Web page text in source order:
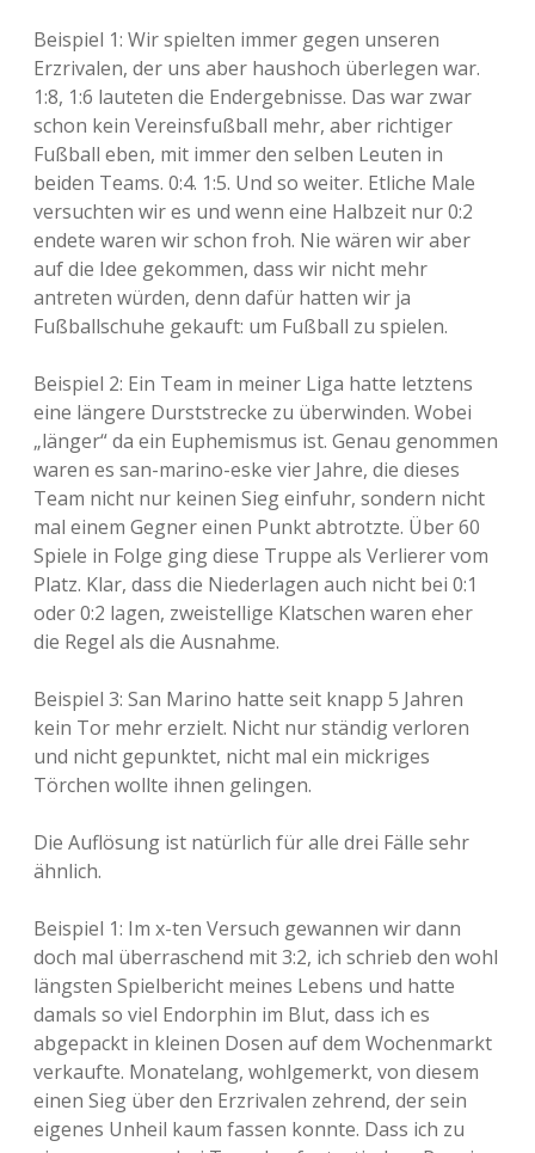
d
e
r
E
M
-
Q
u
a
l
i
g
r
u
p
e
n
Beispiel 1: Wir spielten immer gegen unseren
Erzrivalen, der uns aber haushoch überlegen war.
1:8, 1:6 lauteten die Endergebnisse. Das war zwar
schon kein Vereinsfußball mehr, aber richtiger
Fußball eben, mit immer den selben Leuten in
beiden Teams. 0:4. 1:5. Und so weiter. Etliche Male
versuchten wir es und wenn eine Halbzeit nur 0:2
endete waren wir schon froh. Nie wären wir aber
auf die Idee gekommen, dass wir nicht mehr
antreten würden, denn dafür hatten wir ja
Fußballschuhe gekauft: um Fußball zu spielen.
Beispiel 2: Ein Team in meiner Liga hatte letztens
eine längere Durststrecke zu überwinden. Wobei
„länger“ da ein Euphemismus ist. Genau genommen
waren es san-marino-eske vier Jahre, die dieses
Team nicht nur keinen Sieg einfuhr, sondern nicht
mal einem Gegner einen Punkt abtrotzte. Über 60
Spiele in Folge ging diese Truppe als Verlierer vom
Platz. Klar, dass die Niederlagen auch nicht bei 0:1
oder 0:2 lagen, zweistellige Klatschen waren eher
die Regel als die Ausnahme.
Beispiel 3: San Marino hatte seit knapp 5 Jahren
kein Tor mehr erzielt. Nicht nur ständig verloren
und nicht gepunktet, nicht mal ein mickriges
Törchen wollte ihnen gelingen.
Die Auflösung ist natürlich für alle drei Fälle sehr
ähnlich.
Beispiel 1: Im x-ten Versuch gewannen wir dann
doch mal überraschend mit 3:2, ich schrieb den wohl
längsten Spielbericht meines Lebens und hatte
damals so viel Endorphin im Blut, dass ich es
abgepackt in kleinen Dosen auf dem Wochenmarkt
verkaufte. Monatelang, wohlgemerkt, von diesem
einen Sieg über den Erzrivalen zehrend, der sein
eigenes Unheil kaum fassen konnte. Dass ich zu